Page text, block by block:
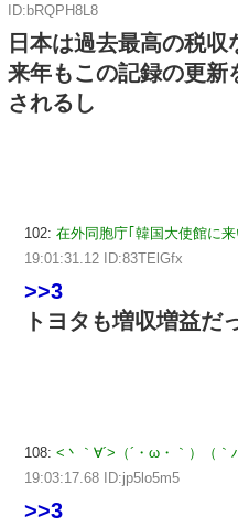
ID:bRQPH8L8
日本は過去最高の税収
来年もこの記録の更新
されるし
102: 在外同胞庁｢韓国大使館に
19:01:31.12 ID:83TElGfx
>>3
トヨタも増収増益だ
108: <丶｀∀´>（´・ω・｀）（
19:03:17.68 ID:jp5lo5m5
>>3